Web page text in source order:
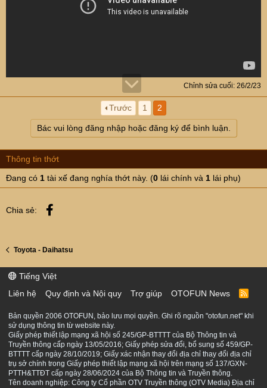
Chỉnh sửa cuối: 26/2/23
Trước 1 2
Bác vui lòng đăng nhập hoặc đăng ký để bình luận.
Thông tin thớt
Đang có 1 tài xế đang nghía thớt này. (0 lái chính và 1 lái phụ)
Chia sẻ:
Toyota - Daihatsu
Tiếng Việt
Liên hệ
Quy định và Nội quy Trợ giúp OTOFUN News
R
S
Bản quyền 2006 OTOFUN, bảo lưu mọi quyền. Ghi rõ nguồn "otofun.net" khi
sử dụng thông tin từ website này.
Giấy phép thiết lập mạng xã hội số 245/GP-BTTTT của Bộ Thông tin và
Truyền thông cấp ngày 13/05/2016; Giấy phép sửa đổi, bổ sung số 459/GP-
BTTTT cấp ngày 28/10/2019; Giấy xác nhận thay đổi địa chỉ thay đổi địa chỉ
trụ sở chính trong Giấy phép thiết lập mạng xã hội trên mạng số 137/GXN-
PTTH&TTĐT cấp ngày 28/06/2024 của Bộ Thông tin và Truyền thông.
Tên doanh nghiệp: Công ty Cổ phần OTV Truyền thông (OTV Media) Địa chỉ